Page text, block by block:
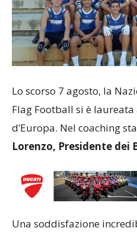
Lo scorso 7 agosto, la
Flag Football si è
d’Europa. Nel coaching
Lorenzo, Presidente dei
Una soddisfazione